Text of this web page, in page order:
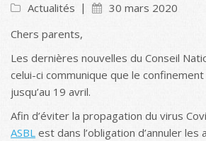
Actualités
30 mars 2020
Chers parents,
Les dernières nouvelles du Conseil
celui-ci communique que le
jusqu’au 19 avril.
Afin d’éviter la propagation du virus
ASBL est dans l’obligation d’annuler